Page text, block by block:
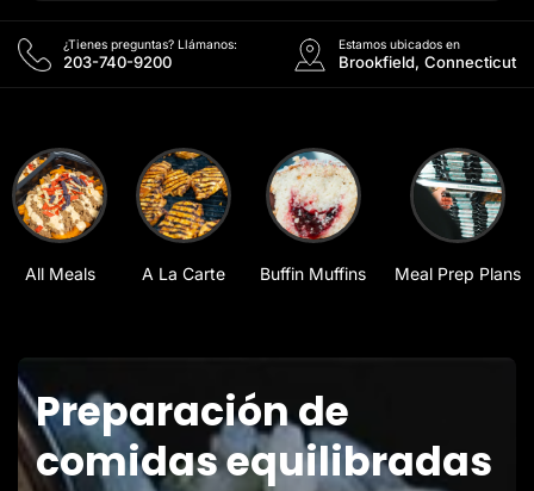
¿Tienes preguntas? Llámanos:
203-740-9200
Estamos ubicados en
Brookfield, Connecticut
All Meals A La Carte Buffin Muffins Meal Prep Plans
Preparación de
comidas equilibradas